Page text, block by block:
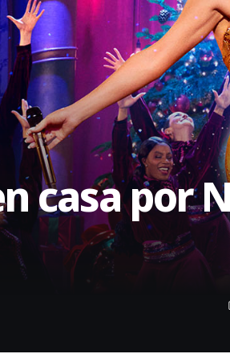
casa por